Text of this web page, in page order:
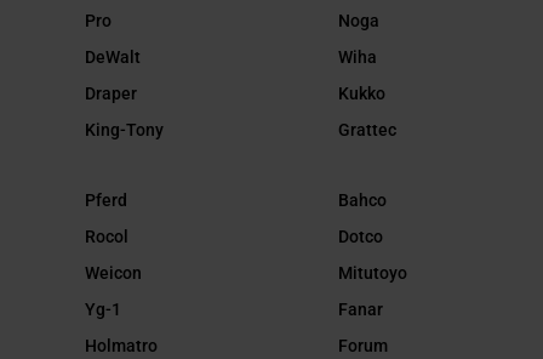
Pro
DeWalt
Draper
King-Tony
Noga
Wiha
Kukko
Grattec
Pferd
Rocol
Weicon
Yg-1
Holmatro
Bahco
Dotco
Mitutoyo
Fanar
Forum